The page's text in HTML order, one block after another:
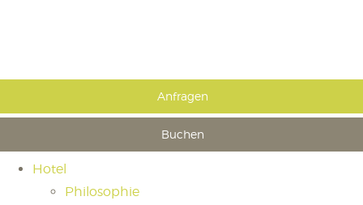
Anfragen
Buchen
Hotel
Philosophie